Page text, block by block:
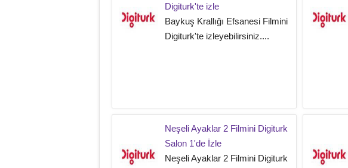
Digiturk'te izle
Baykuş Krallığı Efsanesi Filmini
Digiturk'te izleyebilirsiniz....
Neşeli Ayaklar 2 Filmini Digiturk
Salon 1'de İzle
Neşeli Ayaklar 2 Filmini Digiturk